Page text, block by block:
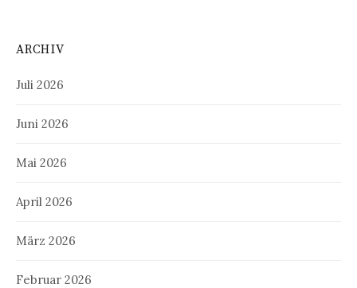
ARCHIV
Juli 2026
Juni 2026
Mai 2026
April 2026
März 2026
Februar 2026